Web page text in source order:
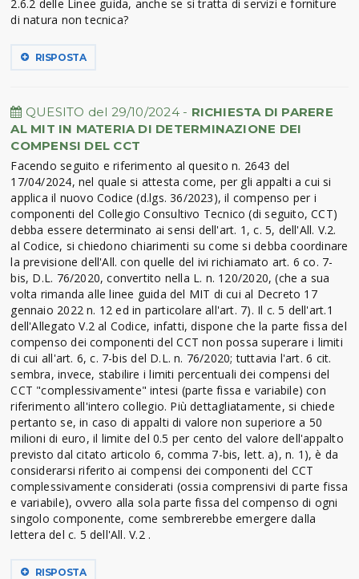
2.6.2 delle Linee guida, anche se si tratta di servizi e forniture
di natura non tecnica?
RISPOSTA
QUESITO del 29/10/2024 - RICHIESTA DI PARERE
AL MIT IN MATERIA DI DETERMINAZIONE DEI
COMPENSI DEL CCT
Facendo seguito e riferimento al quesito n. 2643 del
17/04/2024, nel quale si attesta come, per gli appalti a cui si
applica il nuovo Codice (d.lgs. 36/2023), il compenso per i
componenti del Collegio Consultivo Tecnico (di seguito, CCT)
debba essere determinato ai sensi dell'art. 1, c. 5, dell'All. V.2.
al Codice, si chiedono chiarimenti su come si debba coordinare
la previsione dell'All. con quelle del ivi richiamato art. 6 co. 7-
bis, D.L. 76/2020, convertito nella L. n. 120/2020, (che a sua
volta rimanda alle linee guida del MIT di cui al Decreto 17
gennaio 2022 n. 12 ed in particolare all'art. 7). Il c. 5 dell'art.1
dell'Allegato V.2 al Codice, infatti, dispone che la parte fissa del
compenso dei componenti del CCT non possa superare i limiti
di cui all'art. 6, c. 7-bis del D.L. n. 76/2020; tuttavia l'art. 6 cit.
sembra, invece, stabilire i limiti percentuali dei compensi del
CCT "complessivamente" intesi (parte fissa e variabile) con
riferimento all'intero collegio. Più dettagliatamente, si chiede
pertanto se, in caso di appalti di valore non superiore a 50
milioni di euro, il limite del 0.5 per cento del valore dell'appalto
previsto dal citato articolo 6, comma 7-bis, lett. a), n. 1), è da
considerarsi riferito ai compensi dei componenti del CCT
complessivamente considerati (ossia comprensivi di parte fissa
e variabile), ovvero alla sola parte fissa del compenso di ogni
singolo componente, come sembrerebbe emergere dalla
lettera del c. 5 dell'All. V.2 .
RISPOSTA